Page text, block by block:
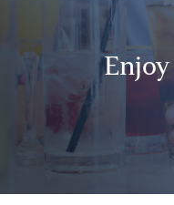
Enjoy